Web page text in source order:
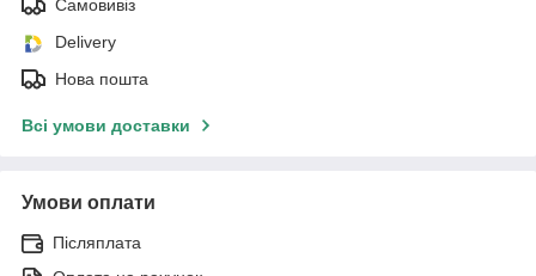
Самовивіз
Delivery
Нова пошта
Всі умови доставки
Умови оплати
Післяплата